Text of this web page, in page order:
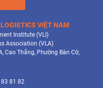
VIỆT NAM
Institute (VLI)
Association (VLA)
Cao Thắng, Phường Bàn Cờ,
81 82